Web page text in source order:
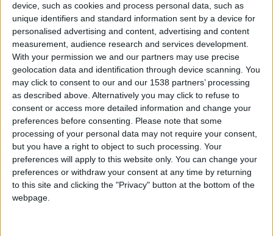
device, such as cookies and process personal data, such as
unique identifiers and standard information sent by a device for
personalised advertising and content, advertising and content
measurement, audience research and services development.
With your permission we and our partners may use precise
geolocation data and identification through device scanning. You
may click to consent to our and our 1538 partners’ processing
as described above. Alternatively you may click to refuse to
consent or access more detailed information and change your
preferences before consenting. Please note that some
processing of your personal data may not require your consent,
but you have a right to object to such processing. Your
preferences will apply to this website only. You can change your
preferences or withdraw your consent at any time by returning
to this site and clicking the "Privacy" button at the bottom of the
webpage.
Vendredi, l’AS Monaco a disputé le troisième match amical de
sa préparation estivale. Les Rouge et Blanc ont affronté leur
club satellite du Cercle Bruges dans une rencontre au format
un peu particulier, puisque les deux formations ont passé 120
minutes sur le terrain, réparties en quatre quart-temps de
trente minutes, et ont été tenus […]
CONTINUER LA LECTURE→
Posted inArticles